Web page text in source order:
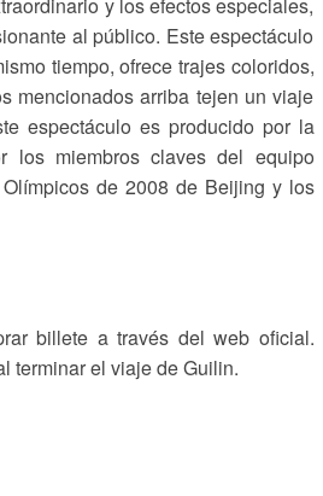
al público. Este espectáculo
tiempo, ofrece trajes coloridos,
mencionados arriba tejen un viaje
espectáculo es producido por la
los miembros claves del equipo
de 2008 de Beijing y los
billete a través del web oficial.
terminar el viaje de Guilin.